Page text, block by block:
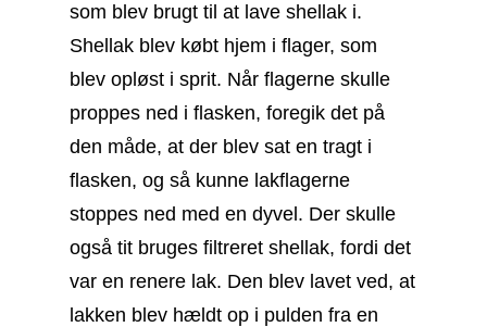
som blev brugt til at lave shellak i.
Shellak blev købt hjem i flager, som
blev opløst i sprit. Når flagerne skulle
proppes ned i flasken, foregik det på
den måde, at der blev sat en tragt i
flasken, og så kunne lakflagerne
stoppes ned med en dyvel. Der skulle
også tit bruges filtreret shellak, fordi det
var en renere lak. Den blev lavet ved, at
lakken blev hældt op i pulden fra en